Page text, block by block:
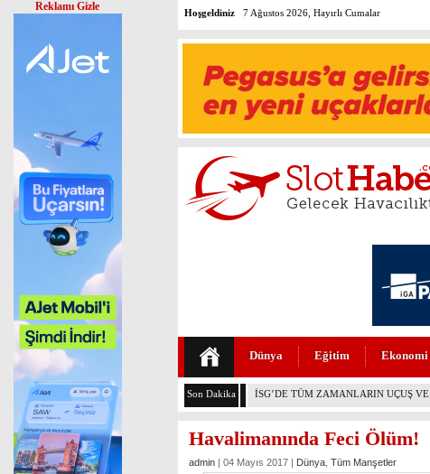
Hoşgeldiniz 7 Ağustos 2026, Hayırlı Cumalar
Dünya Eğitim Ekonomi
Son Dakika THY’DE TÜM ZAMANLARIN REKORU
Havalimanında Feci Ölüm!
admin | 04 Mayıs 2017 | Dünya Tüm Manşetler
Reklamı Gizle